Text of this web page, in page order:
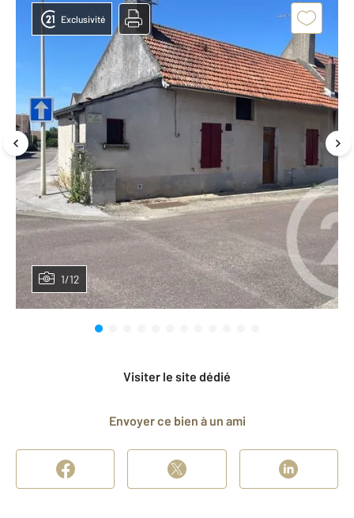
1/12
Exclusivité
Visiter le site dédié
Envoyer ce bien à un ami